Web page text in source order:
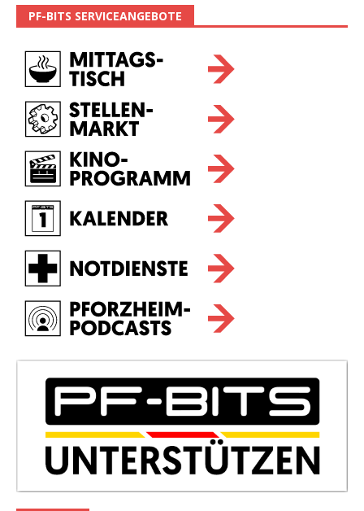
PF-BITS SERVICEANGEBOTE